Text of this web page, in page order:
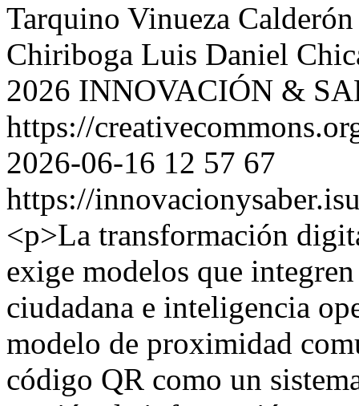
Tarquino Vinueza Calderón
Chiriboga Luis Daniel
2026 INNOVACIÓN &
https://
2026-06-16 12 57 67
https://
<p>La transformación
exige modelos que
ciudadana e inteligencia
modelo de proximidad
código QR como un